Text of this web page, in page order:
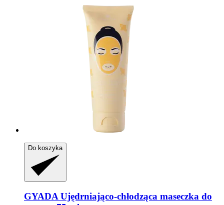
Do koszyka
GYADA Ujędrniająco-​chłodząca maseczka do